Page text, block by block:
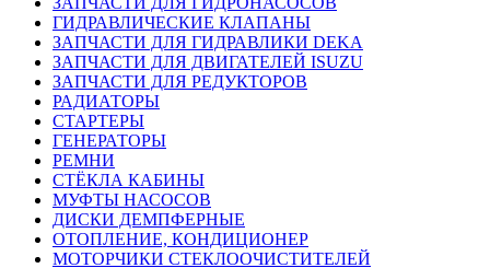
ГИДРАВЛИЧЕСКИЕ КЛАПАНЫ
ЗАПЧАСТИ ДЛЯ ГИДРАВЛИКИ DEKA
ЗАПЧАСТИ ДЛЯ ДВИГАТЕЛЕЙ ISUZU
ЗАПЧАСТИ ДЛЯ РЕДУКТОРОВ
РАДИАТОРЫ
СТАРТЕРЫ
ГЕНЕРАТОРЫ
РЕМНИ
СТЁКЛА КАБИНЫ
МУФТЫ НАСОСОВ
ДИСКИ ДЕМПФЕРНЫЕ
ОТОПЛЕНИЕ, КОНДИЦИОНЕР
МОТОРЧИКИ СТЕКЛООЧИСТИТЕЛЕЙ